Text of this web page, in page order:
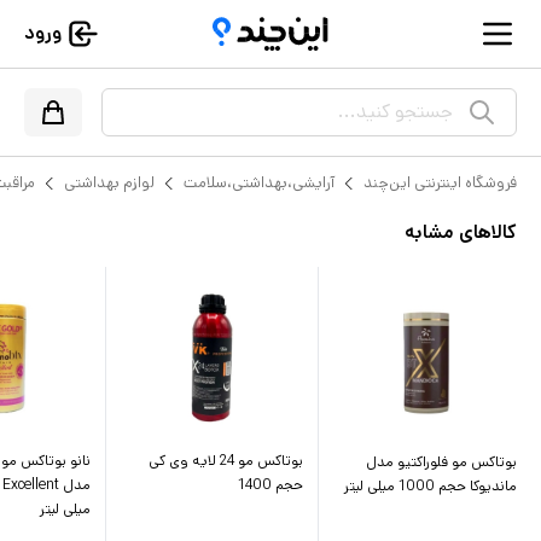
ورود
جستجو کنید...
فروشگاه اینترنتی این‌چند آرایشی،بهداشتی،سلامت لوازم بهداشتی
کالاهای مشابه
بوتاکس مو فلوراکتیو مدل
ماندیوکا حجم 1000 میلی لیتر
بوتاکس مو 24 لایه وی کی
حجم 1400
نانو بوتاکس
میلی لیتر